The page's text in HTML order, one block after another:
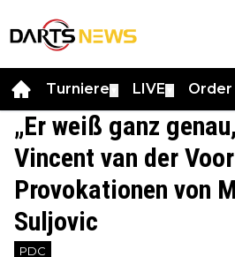
Turniere LIVE
„Er weiß ganz
Vincent van der
Provokationen von
Suljovic
PDC